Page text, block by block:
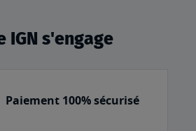
IGN s'engage
Paiement 100% sécurisé